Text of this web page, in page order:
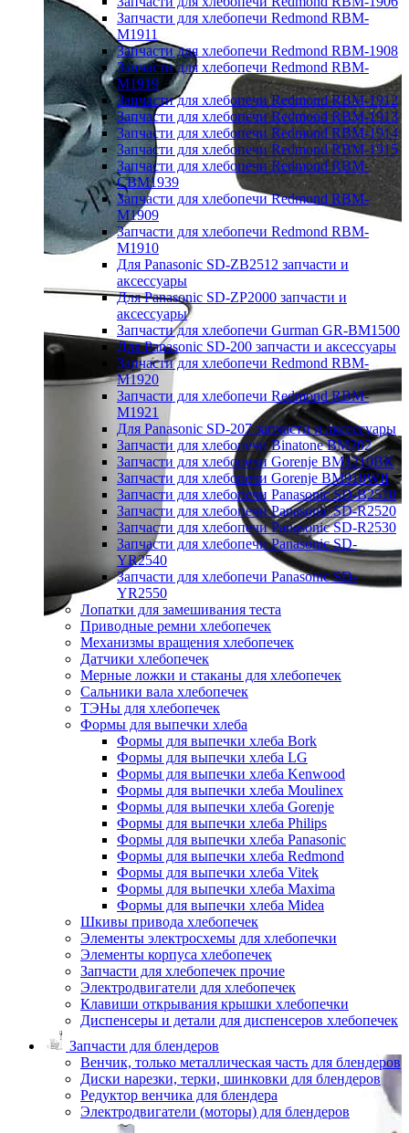
Запчасти для хлебопечи Redmond RBM-
M1911
Запчасти для хлебопечи Redmond RBM-1908
Запчасти для хлебопечи Redmond RBM-
M1919
Запчасти для хлебопечи Redmond RBM-1912
Запчасти для хлебопечи Redmond RBM-1913
Запчасти для хлебопечи Redmond RBM-1914
Запчасти для хлебопечи Redmond RBM-1915
Запчасти для хлебопечи Redmond RBM-
CBM1939
Запчасти для хлебопечи Redmond RBM-
M1909
Запчасти для хлебопечи Redmond RBM-
M1910
Для Panasonic SD-ZB2512 запчасти и
аксессуары
Для Panasonic SD-ZP2000 запчасти и
аксессуары
Запчасти для хлебопечи Gurman GR-BM1500
Для Panasonic SD-200 запчасти и аксессуары
Запчасти для хлебопечи Redmond RBM-
M1920
Запчасти для хлебопечи Redmond RBM-
M1921
Для Panasonic SD-207 запчасти и аксессуары
Запчасти для хлебопечи Binatone BM202
Запчасти для хлебопечи Gorenje BM1210BK
Запчасти для хлебопечи Gorenje BM910WII
Запчасти для хлебопечи Panasonic SD-B2510
Запчасти для хлебопечи Panasonic SD-R2520
Запчасти для хлебопечи Panasonic SD-R2530
Запчасти для хлебопечи Panasonic SD-
YR2540
Запчасти для хлебопечи Panasonic SD-
YR2550
Лопатки для замешивания теста
Приводные ремни хлебопечек
Механизмы вращения хлебопечек
Датчики хлебопечек
Мерные ложки и стаканы для хлебопечек
Сальники вала хлебопечек
ТЭНы для хлебопечек
Формы для выпечки хлеба
Формы для выпечки хлеба Bork
Формы для выпечки хлеба LG
Формы для выпечки хлеба Kenwood
Формы для выпечки хлеба Moulinex
Формы для выпечки хлеба Gorenje
Формы для выпечки хлеба Philips
Формы для выпечки хлеба Panasonic
Формы для выпечки хлеба Redmond
Формы для выпечки хлеба Vitek
Формы для выпечки хлеба Maxima
Формы для выпечки хлеба Midea
Шкивы привода хлебопечек
Элементы электросхемы для хлебопечки
Элементы корпуса хлебопечек
Запчасти для хлебопечек прочие
Электродвигатели для хлебопечек
Клавиши открывания крышки хлебопечки
Диспенсеры и детали для диспенсеров хлебопечек
Запчасти для блендеров
Венчик, только металлическая часть для блендеров
Диски нарезки, терки, шинковки для блендеров
Редуктор венчика для блендера
Электродвигатели (моторы) для блендеров